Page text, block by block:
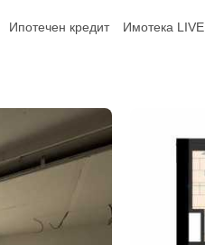
Ипотечен кредит Имотека LIVE